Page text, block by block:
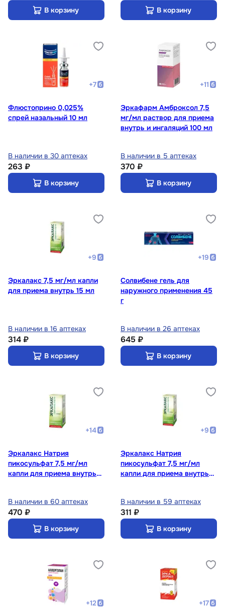
В корзину В корзину
+7
Флюстоприно 0,025%
спрей назальный 10 мл
В наличии в 30 аптеках
263 ₽
В корзину
+11
Эркафарм Амброксол 7,5
мг/мл раствор для приема
внутрь и ингаляций 100 мл
В наличии в 5 аптеках
370 ₽
В корзину
+9
Эркалакс 7,5 мг/мл капли
для приема внутрь 15 мл
В наличии в 16 аптеках
314 ₽
В корзину
+19
Солвибене гель для
наружного применения 45
г
В наличии в 26 аптеках
645 ₽
В корзину
+14
Эркалакс Натрия
пикосульфат 7,5 мг/мл
капли для приема внутрь
В наличии в 60 аптеках
470 ₽
В корзину
+9
Эркалакс Натрия
пикосульфат 7,5 мг/мл
капли для приема внутрь
В наличии в 59 аптеках
311 ₽
В корзину
+12 +17